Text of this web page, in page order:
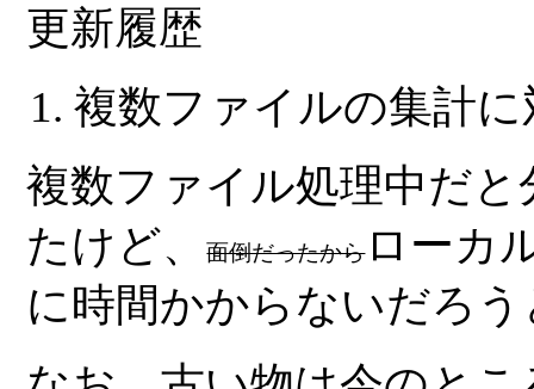
更新履歴
複数ファイルの集計に
複数ファイル処理中だ
たけど、面倒だったからローカ
に時間かからないだろ